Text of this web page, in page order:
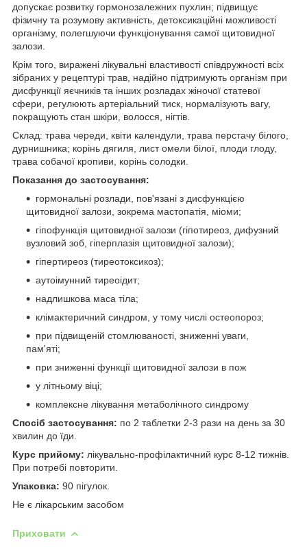
допускає розвитку гормонозалежних пухлин; підвищує
фізичну та розумову активність, детоксикаційні можливості
організму, полегшуючи функціонування самої щитовидної
залози.
Крім того, виражені лікувальні властивості співдружності всіх
зібраних у рецептурі трав, надійно підтримують організм при
дисфункції яєчників та інших розладах жіночої статевої
сфери, регулюють артеріальний тиск, нормалізують вагу,
покращують стан шкіри, волосся, нігтів.
Склад: трава череди, квіти календули, трава перстачу білого,
дурнишника; корінь дягиля, лист омели білої, плоди глоду,
трава собачої кропиви, корінь солодки.
Показання до застосування:
гормональні розлади, пов'язані з дисфункцією
щитовидної залози, зокрема мастопатія, міоми;
гіпофункція щитовидної залози (гіпотиреоз, дифузний
вузловий зоб, гіперплазія щитовидної залози);
гіпертиреоз (тиреотоксикоз);
аутоімунний тиреоідит;
надлишкова маса тіла;
клімактеричний синдром, у тому числі остеопороз;
при підвищеній стомлюваності, зниженні уваги,
пам'яті;
при зниженні функції щитовидної залози в пож
у літньому віці;
комплексне лікування метаболічного синдрому
Спосіб застосування: по 2 таблетки 2-3 рази на день за 30
хвилин до їди.
Курс прийому: лікувально-профілактичний курс 8-12 тижнів.
При потребі повторити.
Упаковка: 90 пігулок.
Не є лікарським засобом
Приховати